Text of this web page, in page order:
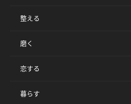
整える
磨く
恋する
暮らす